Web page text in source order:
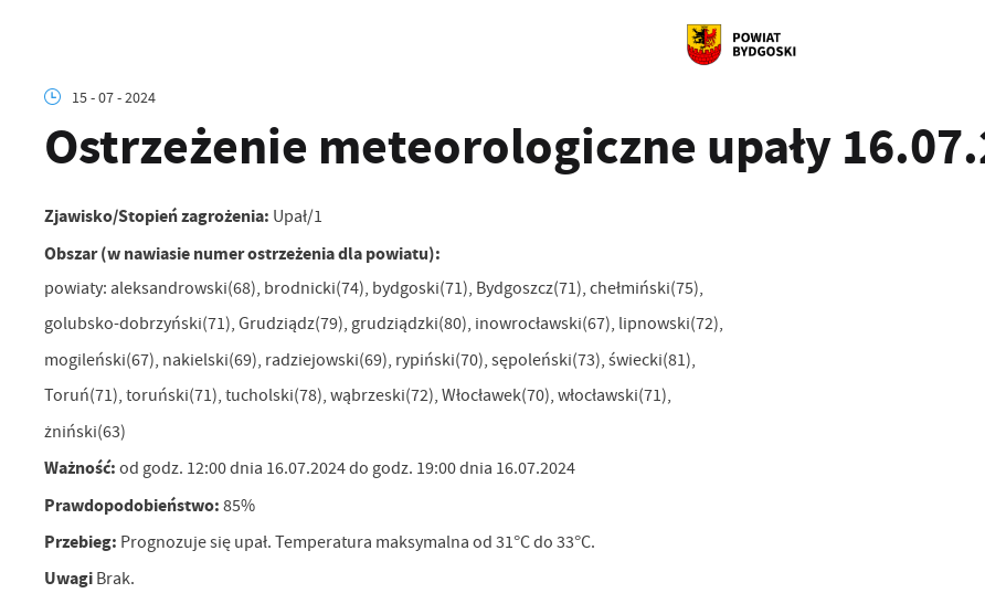
15 - 07 - 2024
Ostrzeżenie meteorologiczne upały
Zjawisko/Stopień zagrożenia: Upał/1
Obszar (w nawiasie numer ostrzeżenia dla powiatu):
powiaty: aleksandrowski(68), brodnicki(74), bydgoski(71), Bydgoszcz(71), chełmiński(75),
golubsko-dobrzyński(71), Grudziądz(79), grudziądzki(80), inowrocławski(67), lipnowski(72),
mogileński(67), nakielski(69), radziejowski(69), rypiński(70), sępoleński(73), świecki(81),
Toruń(71), toruński(71), tucholski(78), wąbrzeski(72), Włocławek(70), włocławski(71),
żniński(63)
Ważność:od godz. 12:00 dnia 16.07.2024 do godz. 19:00 dnia 16.07.2024
Prawdopodobieństwo:85%
Przebieg: Prognozuje się upał. Temperatura maksymalna od 31°C do 33°C.
UwagiBrak.